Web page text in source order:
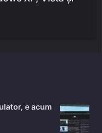
e acum